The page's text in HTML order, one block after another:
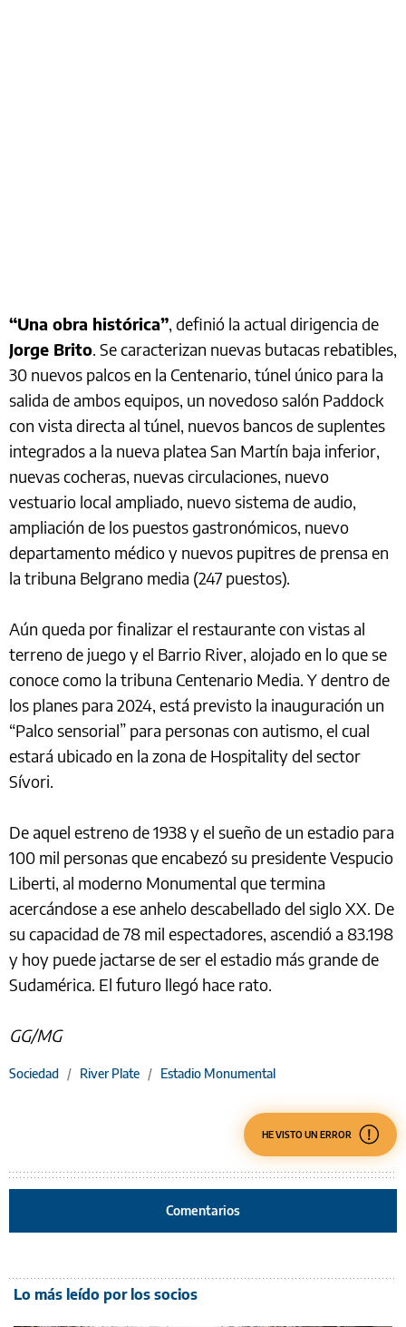
“Una obra histórica”, definió la actual dirigencia de
Jorge Brito. Se caracterizan nuevas butacas rebatibles,
30 nuevos palcos en la Centenario, túnel único para la
salida de ambos equipos, un novedoso salón Paddock
con vista directa al túnel, nuevos bancos de suplentes
integrados a la nueva platea San Martín baja inferior,
nuevas cocheras, nuevas circulaciones, nuevo
vestuario local ampliado, nuevo sistema de audio,
ampliación de los puestos gastronómicos, nuevo
departamento médico y nuevos pupitres de prensa en
la tribuna Belgrano media (247 puestos).
Aún queda por finalizar el restaurante con vistas al
terreno de juego y el Barrio River, alojado en lo que se
conoce como la tribuna Centenario Media. Y dentro de
los planes para 2024, está previsto la inauguración un
“Palco sensorial” para personas con autismo, el cual
estará ubicado en la zona de Hospitality del sector
Sívori.
De aquel estreno de 1938 y el sueño de un estadio para
100 mil personas que encabezó su presidente Vespucio
Liberti, al moderno Monumental que termina
acercándose a ese anhelo descabellado del siglo XX. De
su capacidad de 78 mil espectadores, ascendió a 83.198
y hoy puede jactarse de ser el estadio más grande de
Sudamérica. El futuro llegó hace rato.
GG/MG
Sociedad / River Plate / Estadio Monumental
HE VISTO UN ERROR
Comentarios
Lo más leído por los socios